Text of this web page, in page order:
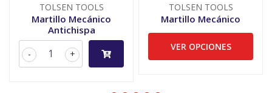
TOLSEN TOOLS
Martillo Mecánico
Antichispa
+
-
TOLSEN TOOLS
Martillo Mecánico
VER OPCIONES